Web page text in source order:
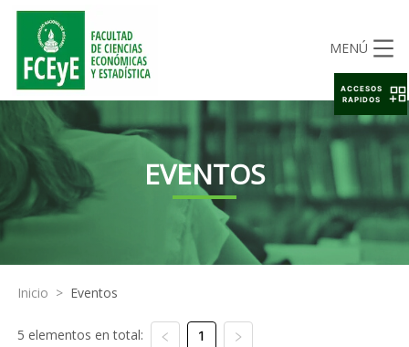
MENÚ
EVENTOS
Inicio > Eventos
5 elementos en total: 1
ACCESOS
RAPIDOS